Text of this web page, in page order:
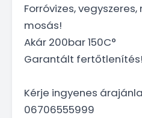
Forróvizes,
mosás!
Akár 200bar 150C°
Garantált fertőtlenítés!
Kérje ingyenes
06706555999